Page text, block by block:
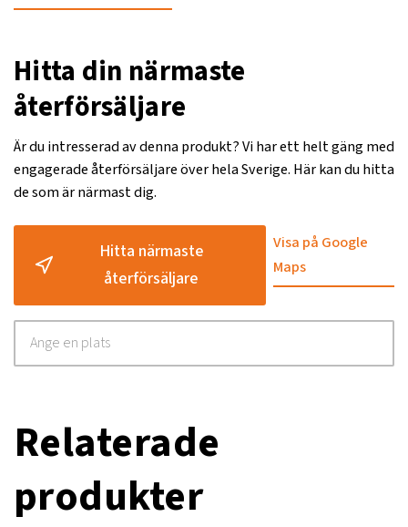
Hitta din närmaste
återförsäljare
Är du intresserad av denna produkt? Vi har ett helt gäng med
engagerade återförsäljare över hela Sverige. Här kan du hitta
de som är närmast dig.
Hitta närmaste
återförsäljare
Visa på Google
Maps
Relaterade
produkter